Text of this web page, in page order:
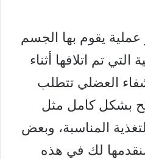
يقوم بها الجسم
تم اتلافها أثناء
العضلي تتطلب
بشكل كامل مثل
المناسبة، وبعض
لك في هذه